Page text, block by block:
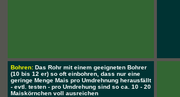
Bohren: Das Rohr mit einem geeigneten Bohrer
(10 bis 12 er) so oft einbohren, dass nur eine
geringe Menge Mais pro Umdrehnung herausfällt
- evtl. testen - pro Umdrehung sind so ca. 10 - 20
Maiskörnchen voll ausreichen